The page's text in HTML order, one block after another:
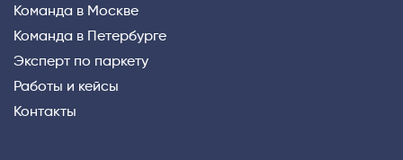
Команда в Москве
Команда в Петербурге
Эксперт по паркету
Работы и кейсы
Контакты